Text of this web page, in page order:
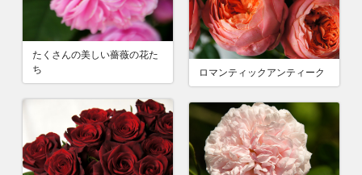
たくさんの美しい薔薇の花た
ち
ロマンティックアンティーク